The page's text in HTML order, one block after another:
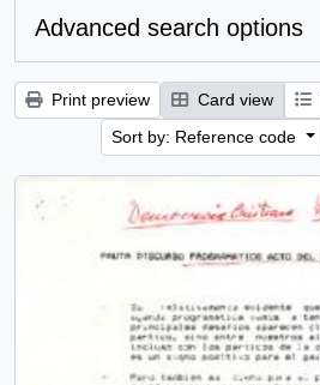
Advanced search options
Print preview Card view
Sort by: Reference code